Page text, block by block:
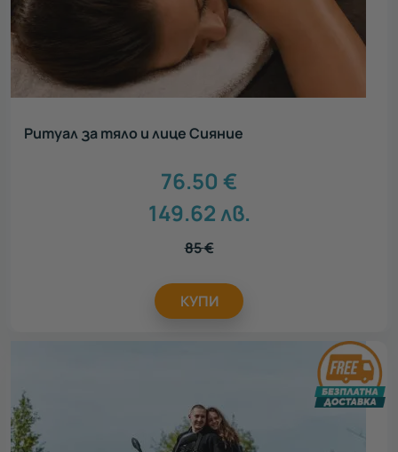
Ритуал за тяло и лице Сияние
76.50 €
149.62лв.
85€
КУПИ